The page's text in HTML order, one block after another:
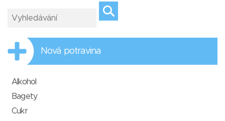
Nová potravina
Alkohol
Bagety
Cukr